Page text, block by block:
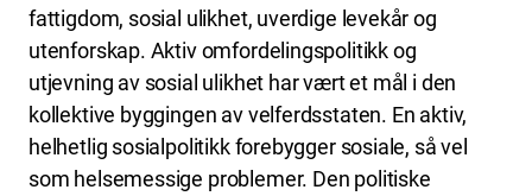
fattigdom, sosial ulikhet, uverdige levekår og
utenforskap. Aktiv omfordelingspolitikk og
utjevning av sosial ulikhet har vært et mål i den
kollektive byggingen av velferdsstaten. En aktiv,
helhetlig sosialpolitikk forebygger sosiale, så vel
som helsemessige problemer. Den politiske